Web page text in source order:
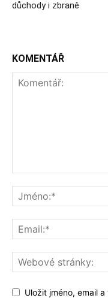
důchody i zbraně
KOMENTÁŘ
Uložit jméno, email